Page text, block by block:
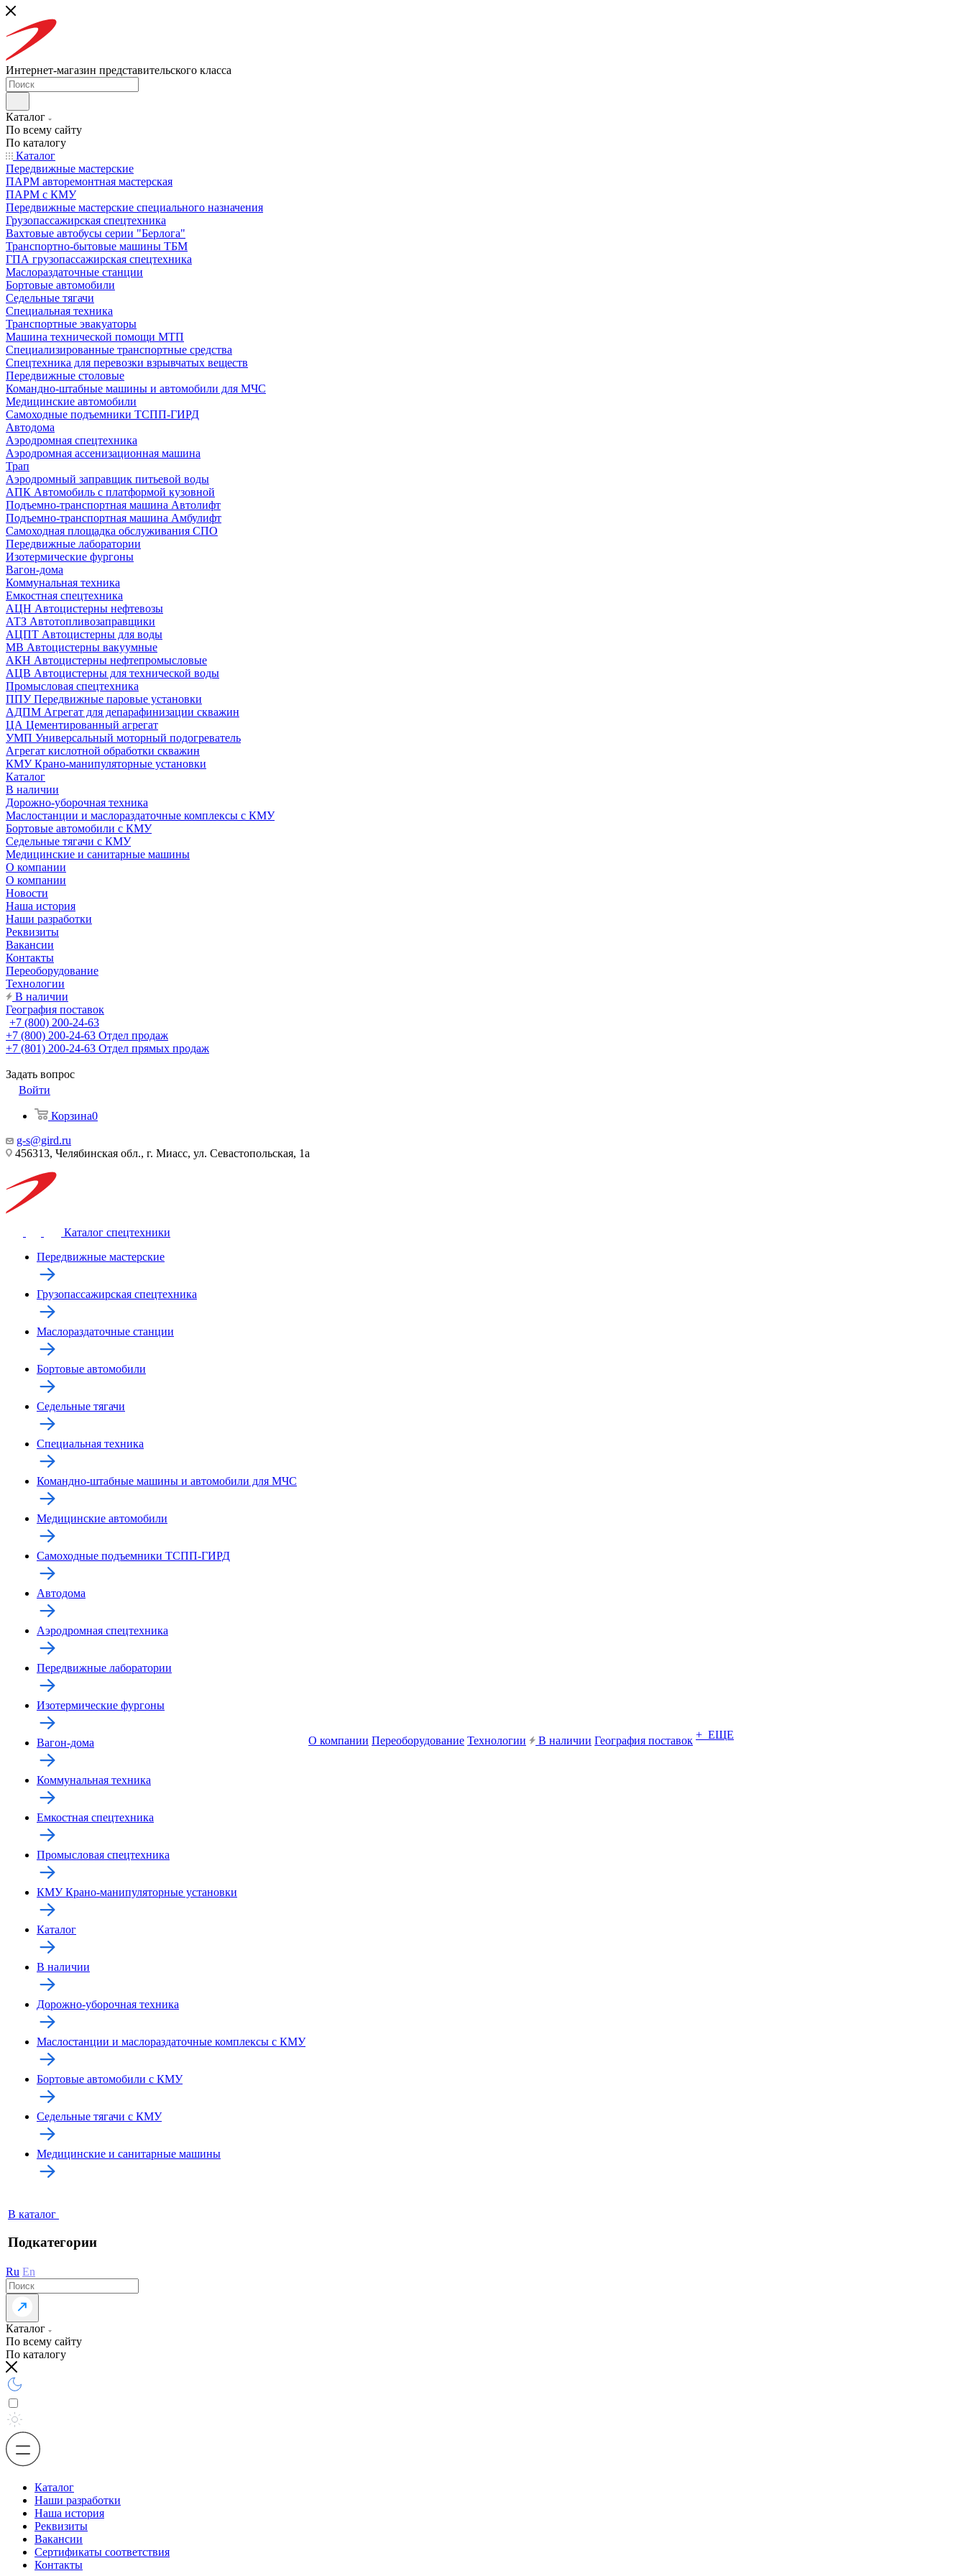
Интернет-магазин представительского класса
Каталог
По всему сайту
По каталогу
Каталог
Передвижные мастерские
ПАРМ авторемонтная мастерская
ПАРМ с КМУ
Передвижные мастерские специального назначения
Грузопассажирская спецтехника
Вахтовые автобусы серии "Берлога"
Транспортно-бытовые машины ТБМ
ГПА грузопассажирская спецтехника
Маслораздаточные станции
Бортовые автомобили
Седельные тягачи
Специальная техника
Транспортные эвакуаторы
Машина технической помощи МТП
Специализированные транспортные средства
Спецтехника для перевозки взрывчатых веществ
Передвижные столовые
Командно-штабные машины и автомобили для МЧС
Медицинские автомобили
Самоходные подъемники ТСПП-ГИРД
Автодома
Аэродромная спецтехника
Аэродромная ассенизационная машина
Трап
Аэродромный заправщик питьевой воды
АПК Автомобиль с платформой кузовной
Подъемно-транспортная машина Автолифт
Подъемно-транспортная машина Амбулифт
Самоходная площадка обслуживания СПО
Передвижные лаборатории
Изотермические фургоны
Вагон-дома
Коммунальная техника
Емкостная спецтехника
АЦН Автоцистерны нефтевозы
АТЗ Автотопливозаправщики
АЦПТ Автоцистерны для воды
МВ Автоцистерны вакуумные
АКН Автоцистерны нефтепромысловые
АЦВ Автоцистерны для технической воды
Промысловая спецтехника
ППУ Передвижные паровые установки
АДПМ Агрегат для депарафинизации скважин
ЦА Цементированный агрегат
УМП Универсальный моторный подогреватель
Агрегат кислотной обработки скважин
КМУ Крано-манипуляторные установки
Каталог
В наличии
Дорожно-уборочная техника
Маслостанции и маслораздаточные комплексы с КМУ
Бортовые автомобили с КМУ
Седельные тягачи с КМУ
Медицинские и санитарные машины
О компании
О компании
Новости
Наша история
Наши разработки
Реквизиты
Вакансии
Контакты
Переоборудование
Технологии
В наличии
География поставок
+7 (800) 200-24-63
+7 (800) 200-24-63 Отдел продаж
+7 (801) 200-24-63 Отдел прямых продаж
Задать вопрос
Войти
Корзина0
g-s@gird.ru
456313, Челябинская обл., г. Миасс, ул. Севастопольская, 1а
Каталог спецтехники
Передвижные мастерские
Грузопассажирская спецтехника
Маслораздаточные станции
Бортовые автомобили
Седельные тягачи
Специальная техника
Командно-штабные машины и автомобили для МЧС
Медицинские автомобили
Самоходные подъемники ТСПП-ГИРД
Автодома
Аэродромная спецтехника
Передвижные лаборатории
Изотермические фургоны
Вагон-дома
Коммунальная техника
Емкостная спецтехника
Промысловая спецтехника
КМУ Крано-манипуляторные установки
Каталог
В наличии
Дорожно-уборочная техника
Маслостанции и маслораздаточные комплексы с КМУ
Бортовые автомобили с КМУ
Седельные тягачи с КМУ
Медицинские и санитарные машины
В каталог
Подкатегории
О компании Переоборудование Технологии В наличии География поставок + ЕЩЕ
Ru En
Каталог
По всему сайту
По каталогу
Каталог
Наши разработки
Наша история
Реквизиты
Вакансии
Сертификаты соответствия
Контакты